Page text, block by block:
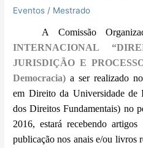
Eventos / Mestrado
A Comissão
INTERNACIONAL
JURISDIÇÃO E
Democracia) a ser realizado
em Direito da Universidade de
dos Direitos Fundamentais) no
2016, estará recebendoartigos
publicação nos anais e/ou livros